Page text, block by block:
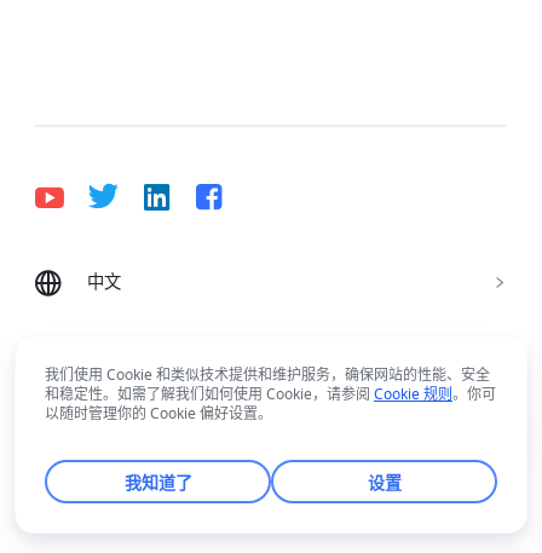
中文
Tiếng Việt
ไทย 한국어 日本語
中文
Русский язык
हिन्दी
© Lark Technologies Pte. Ltd. Headquartered in
Singapore with offices worldwide.
Lark使用有疑问？
rangeDom
我们使用 Cookie 和类似技术提供和维护服务，确保网站的性能、安全
和稳定性。如需了解我们如何使用 Cookie，请参阅 Cookie 规则。你可
以随时管理你的 Cookie 偏好设置。
我知道了 设置